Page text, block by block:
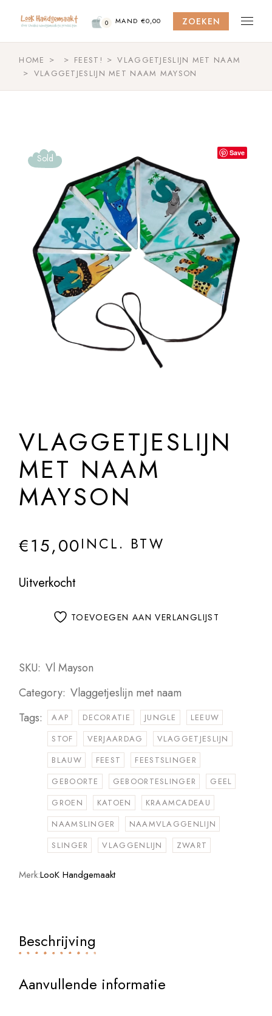
content
0 MAND €0,00 ZOEKEN
HOME FEEST!
VLAGGETJESLIJN MET NAAM
VLAGGETJESLIJN MET NAAM MAYSON
Sold Save
VLAGGETJESLIJN
MET NAAM
MAYSON
€15,00INCL. BTW
Uitverkocht
TOEVOEGEN AAN VERLANGLIJST
SKU: Vl Mayson
Category: Vlaggetjeslijn met naam
Tags:
AAP DECORATIE JUNGLE
LEEUW
STOF
VERJAARDAG
VLAGGETJESLIJN
BLAUW
FEEST
FEESTSLINGER
GEBOORTE
GEBOORTESLINGER
GEEL
GROEN
KATOEN
KRAAMCADEAU
NAAMSLINGER
NAAMVLAGGENLIJN
SLINGER
VLAGGENLIJN ZWART
Merk:LooK Handgemaakt
Beschrijving
Aanvullende informatie